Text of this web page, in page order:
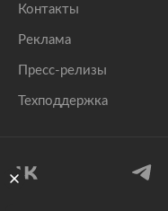
Контакты
Реклама
Пресс-релизы
Техподдержка